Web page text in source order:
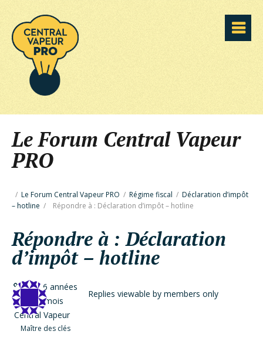
Le Forum Central Vapeur
PRO
/ Le Forum Central Vapeur PRO / Régime fiscal / Déclaration d’impôt
– hotline / Répondre à : Déclaration d’impôt – hotline
Répondre à : Déclaration
d’impôt – hotline
il y a 6 années
et 1 mois
Central Vapeur
Maître des clés
Replies viewable by members only